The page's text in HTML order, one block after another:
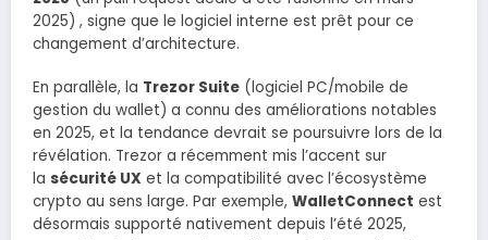
2025) , signe que le logiciel interne est prêt pour ce
changement d’architecture.
En parallèle, la Trezor Suite (logiciel PC/mobile de
gestion du wallet) a connu des améliorations notables
en 2025, et la tendance devrait se poursuivre lors de la
révélation. Trezor a récemment mis l’accent sur
la sécurité UX et la compatibilité avec l’écosystème
crypto au sens large. Par exemple, WalletConnect est
désormais supporté nativement depuis l’été 2025,